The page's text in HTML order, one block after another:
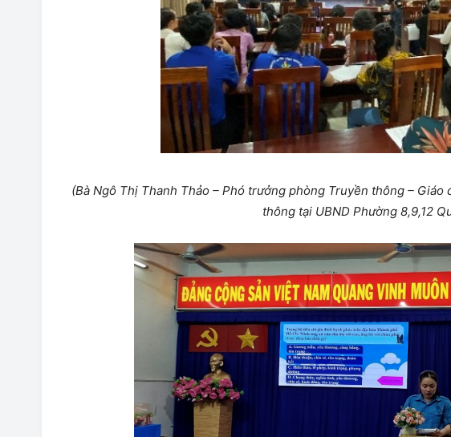
(Bà Ngô Thị Thanh Thảo – Phó trưởng phòng Truyền thông – Giáo
thông tại UBND Phường 8,9,12